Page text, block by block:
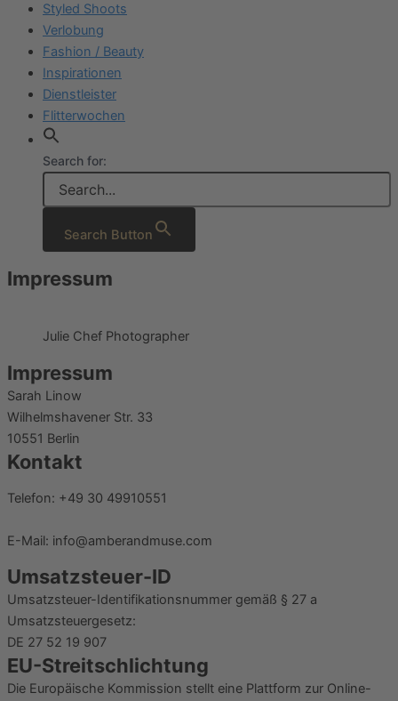
Styled Shoots
Verlobung
Fashion / Beauty
Inspirationen
Dienstleister
Flitterwochen
Search for:
Search Button
Impressum
Julie Chef Photographer
Impressum
Sarah Linow
Wilhelmshavener Str. 33
10551 Berlin
Kontakt
Telefon: +49 30 49910551
E-Mail: info@amberandmuse.com
Umsatzsteuer-ID
Umsatzsteuer-Identifikationsnummer gemäß § 27 a
Umsatzsteuergesetz:
DE 27 52 19 907
EU-Streitschlichtung
Die Europäische Kommission stellt eine Plattform zur Online-